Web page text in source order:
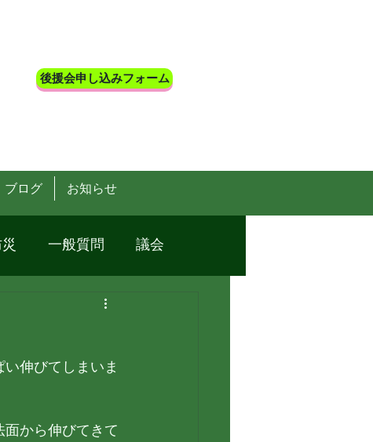
後援会申し込みフォーム
ブログ お知らせ
一般質問 議会
伸びてしまいま
から伸びてきて